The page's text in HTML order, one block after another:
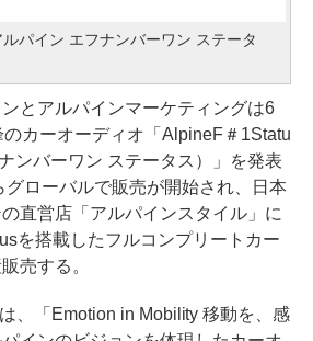
パイン エフナンバーワン ステータ
とアルパインマーケティングは6
カーオーディオ「AlpineF＃1Statu
ンバーワン ステータス）」を発表
グローバルで販売が開始され、日本
直営店「アルパインスタイル」に
を搭載したフルコンプリートカー
売する。
、「Emotion in Mobility 移動を、感